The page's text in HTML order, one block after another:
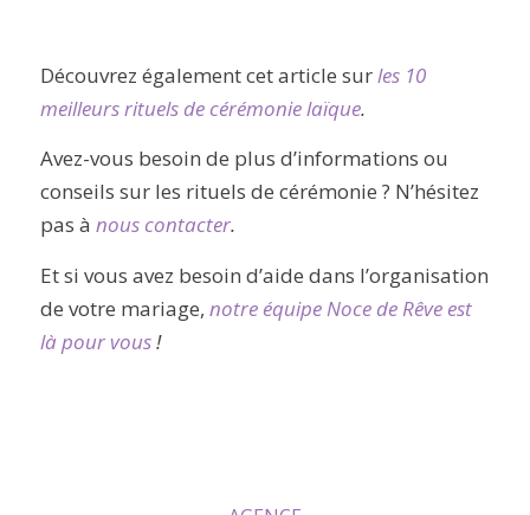
Découvrez également cet article surles 10
meilleurs rituels de cérémonie laïque.
Avez-vous besoin de plus d’informations ou
conseils sur les rituels de cérémonie ? N’hésitez
pas à nous contacter.
Et si vous avez besoin d’aide dans l’organisation
de votre mariage, notre équipe Noce de Rêve est
là pour vous!